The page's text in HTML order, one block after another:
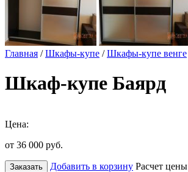
Главная /Шкафы-купе /Шкафы-купе венге
Шкаф-купе Баярд
Цена:
от 36 000 руб.
Заказать Добавить в корзину Расчет цены